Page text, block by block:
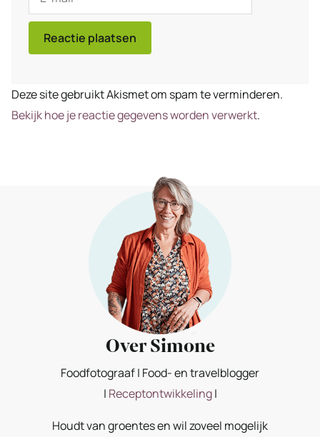
mail
Deze site gebruikt Akismet om spam te verminderen.
Bekijk hoe je reactie gegevens worden verwerkt.
Over Simone
Foodfotograaf | Food- en travelblogger
| Receptontwikkeling|
Houdt van groentes en wil zoveel mogelijk